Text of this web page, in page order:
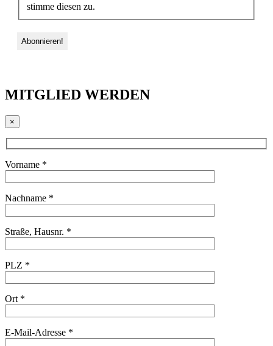
stimme diesen zu.
MITGLIED WERDEN
×
Vorname *
Nachname *
Straße, Hausnr. *
PLZ *
Ort *
E-Mail-Adresse *